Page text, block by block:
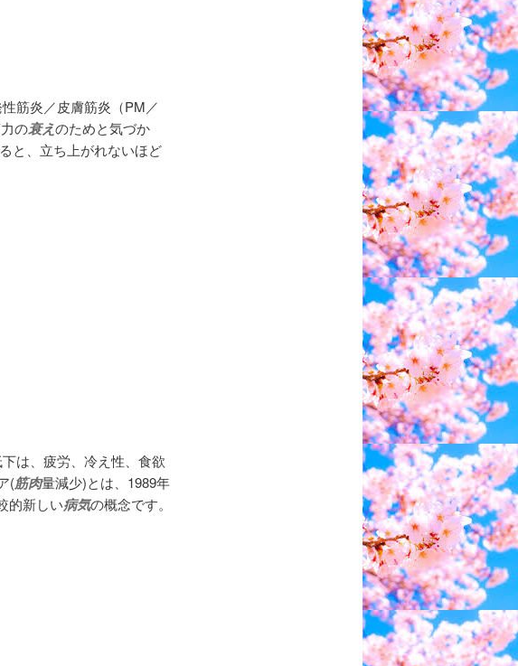
筋炎／皮膚筋炎（PM／
の衰えのためと気づか
と、立ち上がれないほど
は、疲労、冷え性、食欲
(筋肉量減少)とは、1989年
的新しい病気の概念です。